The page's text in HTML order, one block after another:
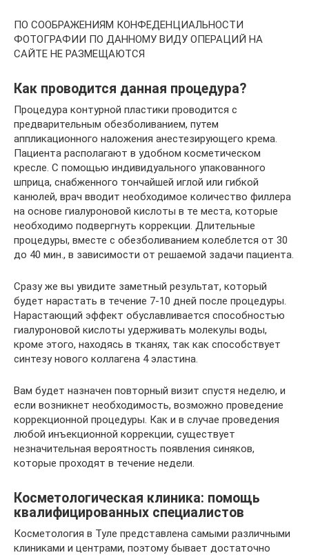
ПО СООБРАЖЕНИЯМ КОНФЕДЕНЦИАЛЬНОСТИ
ФОТОГРАФИИ ПО ДАННОМУ ВИДУ ОПЕРАЦИЙ НА
САЙТЕ НЕ РАЗМЕЩАЮТСЯ
Как проводится данная процедура?
Процедура контурной пластики проводится с
предварительным обезболиванием, путем
аппликационного наложения анестезирующего крема.
Пациента располагают в удобном косметическом
кресле. С помощью индивидуального упакованного
шприца, снабженного тончайшей иглой или гибкой
канюлей, врач вводит необходимое количество филлера
на основе гиалуроновой кислоты в те места, которые
необходимо подвергнуть коррекции. Длительные
процедуры, вместе с обезболиванием колеблется от 30
до 40 мин., в зависимости от решаемой задачи пациента.
Сразу же вы увидите заметный результат, который
будет нарастать в течение 7-10 дней после процедуры.
Нарастающий эффект обуславливается способностью
гиалуроновой кислоты удерживать молекулы воды,
кроме этого, находясь в тканях, так как способствует
синтезу нового коллагена 4 эластина.
Вам будет назначен повторный визит спустя неделю, и
если возникнет необходимость, возможно проведение
коррекционной процедуры. Как и в случае проведения
любой инъекционной коррекции, существует
незначительная вероятность появления синяков,
которые проходят в течение недели.
Косметологическая клиника: помощь
квалифицированных специалистов
Косметология в Туле представлена самыми различными
клиниками и центрами, поэтому бывает достаточно